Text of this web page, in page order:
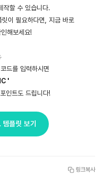
작할 수 있습니다.
이 필요하다면, 지금 바로
해보세요!
드를 입력하시면
'
인트도 드립니다!
플릿 보기
링크복사